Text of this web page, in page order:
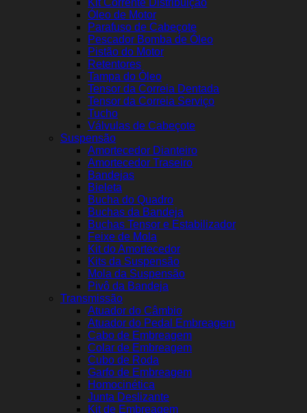
Kit Corrente Distribuição
Óleo de Motor
Parafuso de Cabeçote
Pescador Bomba de Óleo
Pistão do Motor
Retentores
Tampa do Óleo
Tensor da Correia Dentada
Tensor da Correia Serviço
Tucho
Válvulas de Cabeçote
Suspensão
Amortecedor Dianteiro
Amortecedor Traseiro
Bandejas
Bieleta
Bucha do Quadro
Buchas da Bandeja
Buchas Tensor e Estabilizador
Feixe de Mola
Kit do Amortecedor
Kits da Suspensão
Mola da Suspensão
Pivô da Bandeja
Transmissão
Atuador do Câmbio
Atuador do Pedal Embreagem
Cabo de Embreagem
Colar de Embreagem
Cubo de Roda
Garfo de Embreagem
Homocinética
Junta Deslizante
Kit de Embreagem